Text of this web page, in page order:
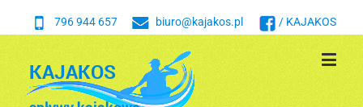
796 944 657 biuro@kajakos.pl / KAJAKOS